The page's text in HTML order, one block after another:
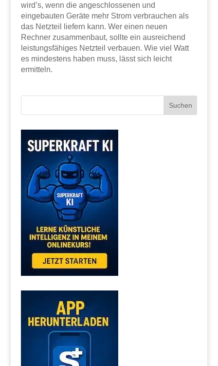
wird’s, wenn die angeschlossenen und
eingebauten Geräte mehr Strom verbrauchen als
das Netzteil liefern kann. Wer einen neuen
Rechner zusammenbaut, sollte ein ausreichend
leistungsfähiges Netzteil verbauen. Wie viel Watt
es mindestens haben muss, lässt sich leicht
ermitteln.